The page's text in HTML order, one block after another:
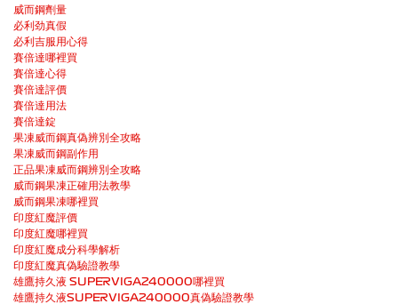
威而鋼劑量
必利劲真假
必利吉服用心得
賽倍達哪裡買
賽倍達心得
賽倍達評價
賽倍達用法
賽倍達錠
果凍威而鋼真偽辨別全攻略
果凍威而鋼副作用
正品果凍威而鋼辨別全攻略
威而鋼果凍正確用法教學
威而鋼果凍哪裡買
印度紅魔評價
印度紅魔哪裡買
印度紅魔成分科學解析
印度紅魔真偽驗證教學
雄鷹持久液 SUPERVIGA240000哪裡買
雄鷹持久液SUPERVIGA240000真偽驗證教學